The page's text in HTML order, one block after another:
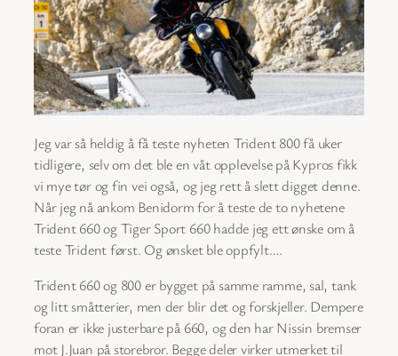
Jeg var så heldig å få teste nyheten Trident 800 få uker
tidligere, selv om det ble en våt opplevelse på Kypros fikk
vi mye tør og fin vei også, og jeg rett å slett digget denne.
Når jeg nå ankom Benidorm for å teste de to nyhetene
Trident 660 og Tiger Sport 660 hadde jeg ett ønske om å
teste Trident først. Og ønsket ble oppfylt….
Trident 660 og 800 er bygget på samme ramme, sal, tank
og litt småtterier, men der blir det og forskjeller. Dempere
foran er ikke justerbare på 660, og den har Nissin bremser
mot J.Juan på storebror. Begge deler virker utmerket til